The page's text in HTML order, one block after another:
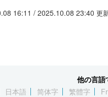
16:11 / 2025.10.08 23:40 更
他の言語
日本語 简体字 繁體字